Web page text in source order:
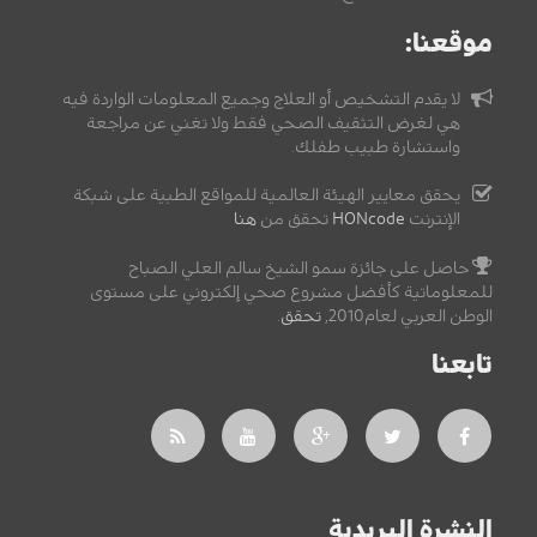
موقعنا:
لا يقدم التشخيص أو العلاج وجميع المعلومات الواردة فيه
هي لغرض التثقيف الصحي فقط ولا تغني عن مراجعة
واستشارة طبيب طفلك.
يحقق معايير الهيئة العالمية للمواقع الطبية على شبكة
الإنترنت HONcode تحقق من هنا
حاصل على جائزة سمو الشيخ سالم العلي الصباح
للمعلوماتية كأفضل مشروع صحي إلكتروني على مستوى
الوطن العربي لعام2010,
تحقق.
تابعنا
النشرة البريدية